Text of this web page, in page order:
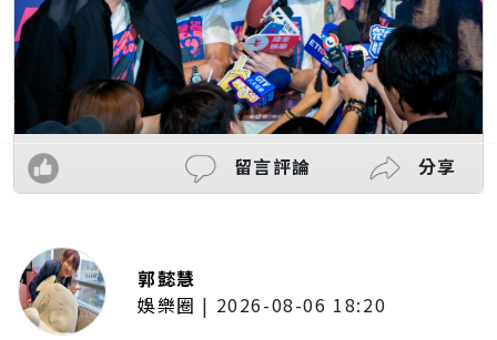
留言評論 分享
郭懿慧
娛樂圈 | 2026-08-06 18:20